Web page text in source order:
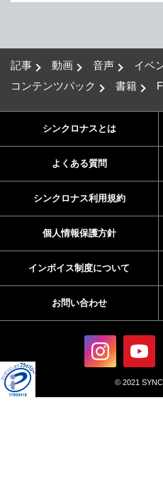
記事 動画 音声 イベ
コンテンツパック
書籍
シンクロナスとは
よくある質問
シンクロナス利用規約
個人情報保護方針
インボイス制度について
お問い合わせ
© 2021